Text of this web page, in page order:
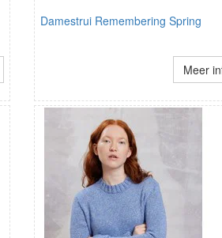
Damestrui Remembering Spring
Meer